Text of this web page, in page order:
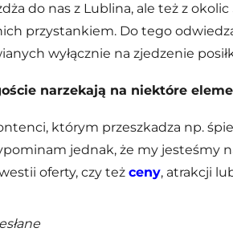
do nas z Lublina, ale też z
przystankiem. Do tego
wyłącznie na zjedzenie
narzekają na niektóre
którym przeszkadza np.
jednak, że my jesteśmy
oferty, czy też ceny, atrakcji